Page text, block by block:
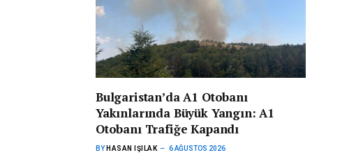
Bulgaristan’da A1 Otobanı
Yakınlarında Büyük Yangın: A1
Otobanı Trafiğe Kapandı
BY HASAN IŞILAK 6 AĞUSTOS 2026